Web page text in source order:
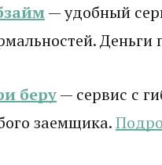
— удобный
Деньги
беру— сервис с
заемщика.